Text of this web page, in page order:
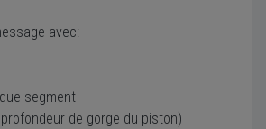
avec:
segment
de gorge du piston)